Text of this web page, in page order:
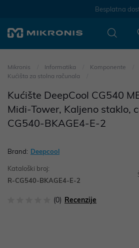
Besplatna
Mikronis Informatika
Komponente
Kućišta za stolna računala
Kućište DeepCool CG540
Midi-Tower, Kaljeno staklo,
CG540-BKAGE4-E-2
Brand: Deepcool
Kataloški broj:
R-CG540-BKAGE4-E-2
(0) Recenzije